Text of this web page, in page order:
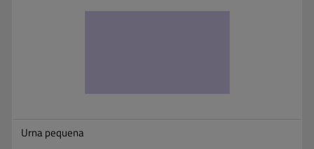
Urna pequena